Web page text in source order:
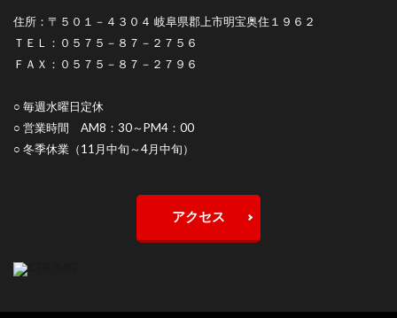
住所：〒５０１－４３０４ 岐阜県郡上市明宝奥住１９６２
ＴＥＬ： ０５７５－８７－２７５６
ＦＡＸ：０５７５－８７－２７９６
○ 毎週水曜日定休
○ 営業時間 AM8：30～PM4：00
○ 冬季休業（11月中旬～4月中旬）
アクセス